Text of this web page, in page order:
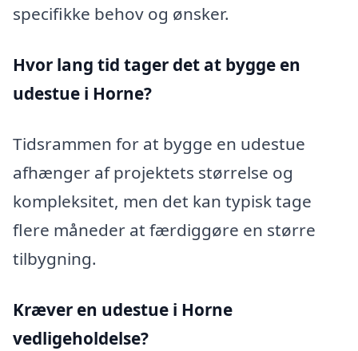
specifikke behov og ønsker.
Hvor lang tid tager det at bygge en
udestue i Horne?
Tidsrammen for at bygge en udestue
afhænger af projektets størrelse og
kompleksitet, men det kan typisk tage
flere måneder at færdiggøre en større
tilbygning.
Kræver en udestue i Horne
vedligeholdelse?